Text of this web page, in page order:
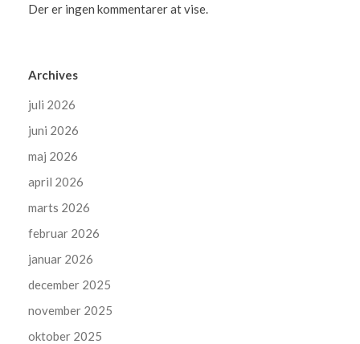
Der er ingen kommentarer at vise.
Archives
juli 2026
juni 2026
maj 2026
april 2026
marts 2026
februar 2026
januar 2026
december 2025
november 2025
oktober 2025